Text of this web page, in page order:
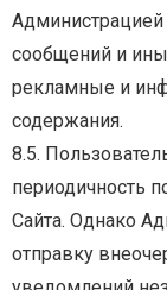
Администрацией
сообщений и
рекламные и
содержания.
8.5.
периодичность
Сайта. Однако
отправку